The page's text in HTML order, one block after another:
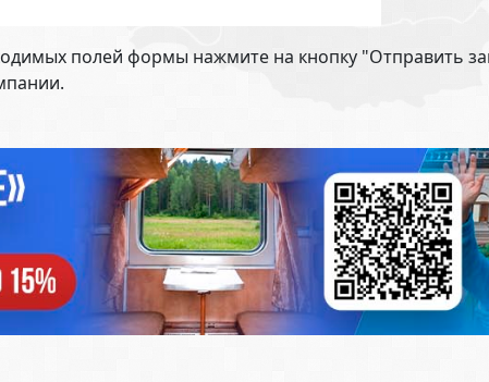
полей формы нажмите на кнопку "Отправить